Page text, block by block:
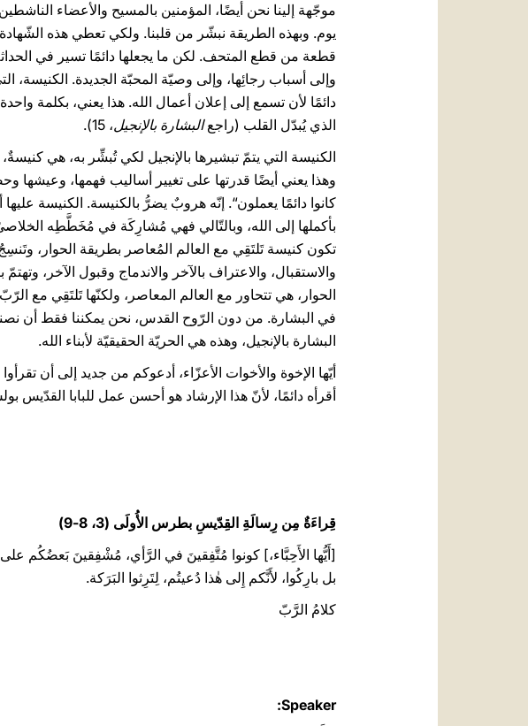
موجّهة إلينا نحن أيضًا، المؤمنين بالمسيح والأعضاء
يوم. وبهذه الطريقة نبشّر من قلبنا. ولكي تعطي هذه
قطعة من قطع المتحف. لكن ما يجعلها دائمًا تسير في
وإلى أسباب رجائِها، وإلى وصيّة المحبّة الجديدة. الكنيسة،
دائمًا لأن تسمع إلى إعلان أعمال الله. هذا يعني، بكلمة
الذي يُبدّل القلب (راجعالبشارة بالإنجيل، 15).
الكنيسة التي يتمّ تبشيرها بالإنجيل لكي تُبشِّر به، هي
وهذا يعني أيضًا قدرتها على تغيير أساليب فهمها، وعيشها
كانوا دائمًا يعملون“. إنّه هروبٌ يضرُّ بالكنيسة. الكنيسة
بأكملها إلى الله، وبالتّالي فهي مُشارِكَة في مُخَطَّطِه
تكون كنيسة تَلتَقِي مع العالم المُعاصر بطريقة الحوار،
والاستقبال، والاعتراف بالآخر والاندماج وقبول الآخر،
الحوار، هي تتحاور مع العالم المعاصر، ولكنّها تَلتَقِي مع
في البشارة. من دون الرّوح القدس، نحن يمكننا فقط أن
البشارة بالإنجيل، وهذه هي الحريّة الحقيقيّة لأبناء الله.
أيّها الإخوة والأخوات الأعزّاء، أدعوكم من جديد إلى أن
أقرأه دائمًا، لأنّ هذا الإرشاد هو أحسن عمل للبابا القدّيس
قِراءَةٌ مِن رِسالَةِ القِدّيسِ بطرس الأُولَى (3، 8-9)
[أَيُّها الأَحِبَّاء،] كونوا مُتَّفِقينَ في الرَّأي، مُشْفِقينَ بَعضُكُم
بل بارِكُوا، لأَنَّكم إِلى هٰذا دُعيتُم، لِتَرِثوا البَرَكة.
كلامُ الرَّبّ
Speaker: